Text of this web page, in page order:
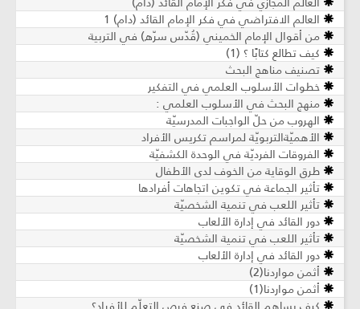
العالم الافتراضي في فكر الإمام القائد (دام) 1
من أقوال الإمام الخميني (قُدّس سرّه) في التربية
كيف تطالع كتابًا ؟ (1)
تصنيف مناهج البحث
خطوات الأسلوب العلمي في التفكير
منهج البحث في الأسلوب العلمي :
الهروب من حلّ الواجبات المدرسيّة
الأهميّةالتربويّة لمراسم تكريس الأفراد
الفروقات الفرديّة في الوحدة الكشفيّة
طرق الوقاية من الخوف لدى الأطفال
تأثير الجماعة في تكوين اتجاهات أفرادها
تأثير اللعب في تنمية الشخصيّة
دور القائد في إدارة الألعاب
تأثير اللعب في تنمية الشخصيّة
دور القائد في إدارة الألعاب
أثمن مواردنا(2)
أثمن مواردنا(1)